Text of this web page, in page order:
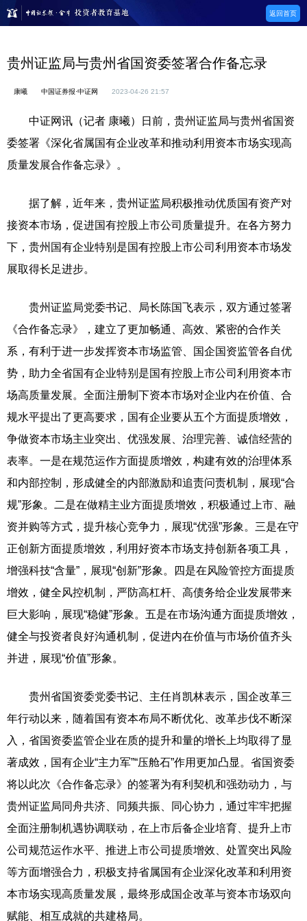
返回首页
贵州证监局与贵州省国资委签署合作备忘录
康曦 中国证券报·中证网 2023-04-26 21:57
中证网讯（记者 康曦）日前，贵州证监局与贵州省国资
委签署《深化省属国有企业改革和推动利用资本市场实现高
质量发展合作备忘录》。
据了解，近年来，贵州证监局积极推动优质国有资产对
接资本市场，促进国有控股上市公司质量提升。在各方努力
下，贵州国有企业特别是国有控股上市公司利用资本市场发
展取得长足进步。
贵州证监局党委书记、局长陈国飞表示，双方通过签署
《合作备忘录》，建立了更加畅通、高效、紧密的合作关
系，有利于进一步发挥资本市场监管、国企国资监管各自优
势，助力全省国有企业特别是国有控股上市公司利用资本市
场高质量发展。全面注册制下资本市场对企业内在价值、合
规水平提出了更高要求，国有企业要从五个方面提质增效，
争做资本市场主业突出、优强发展、治理完善、诚信经营的
表率。一是在规范运作方面提质增效，构建有效的治理体系
和内部控制，形成健全的内部激励和追责问责机制，展现“合
规”形象。二是在做精主业方面提质增效，积极通过上市、融
资并购等方式，提升核心竞争力，展现“优强”形象。三是在守
正创新方面提质增效，利用好资本市场支持创新各项工具，
增强科技“含量”，展现“创新”形象。四是在风险管控方面提质
增效，健全风控机制，严防高杠杆、高债务给企业发展带来
巨大影响，展现“稳健”形象。五是在市场沟通方面提质增效，
健全与投资者良好沟通机制，促进内在价值与市场价值齐头
并进，展现“价值”形象。
贵州省国资委党委书记、主任肖凯林表示，国企改革三
年行动以来，随着国有资本布局不断优化、改革步伐不断深
入，省国资委监管企业在质的提升和量的增长上均取得了显
著成效，国有企业“主力军”“压舱石”作用更加凸显。省国资委
将以此次《合作备忘录》的签署为有利契机和强劲动力，与
贵州证监局同舟共济、同频共振、同心协力，通过牢牢把握
全面注册制机遇协调联动，在上市后备企业培育、提升上市
公司规范运作水平、推进上市公司提质增效、处置突出风险
等方面增强合力，积极支持省属国有企业深化改革和利用资
本市场实现高质量发展，最终形成国企改革与资本市场双向
赋能、相互成就的共建格局。